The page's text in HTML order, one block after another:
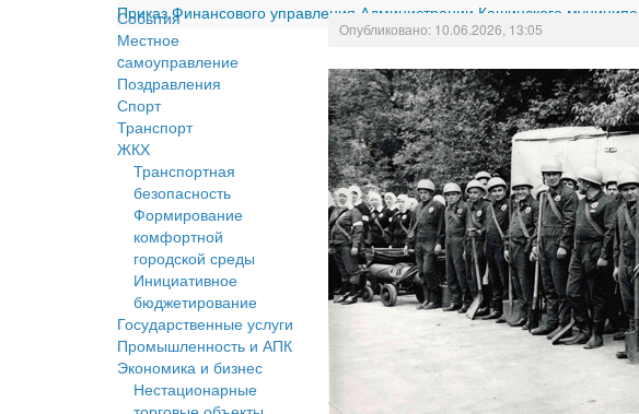
Приказ Финансового управления Администрации Кашинского
События
Местное
cамоуправление
Поздравления
Спорт
Транспорт
ЖКХ
Транспортная
безопасность
Формирование
комфортной
городской среды
Инициативное
бюджетирование
Государственные услуги
Промышленность и АПК
Экономика и бизнес
Нестационарные
Опубликовано: 10.06.2026, 13:05